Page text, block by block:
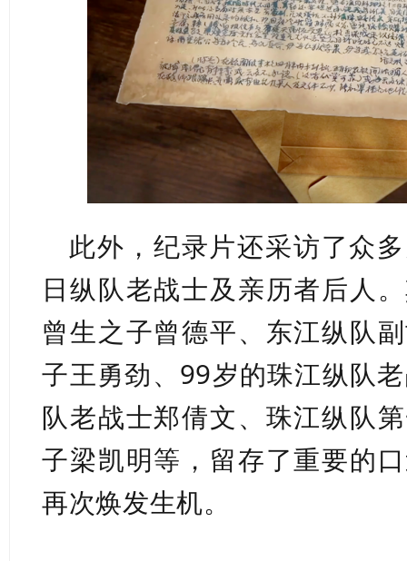
此外，纪录片还采访了众
日纵队老战士及亲历者后人
曾生之子曾德平、东江纵队
子王勇劲、 99岁的珠江纵队
队老战士郑倩文、珠江纵队
子梁凯明等，留存了重要的
再次焕发生机。